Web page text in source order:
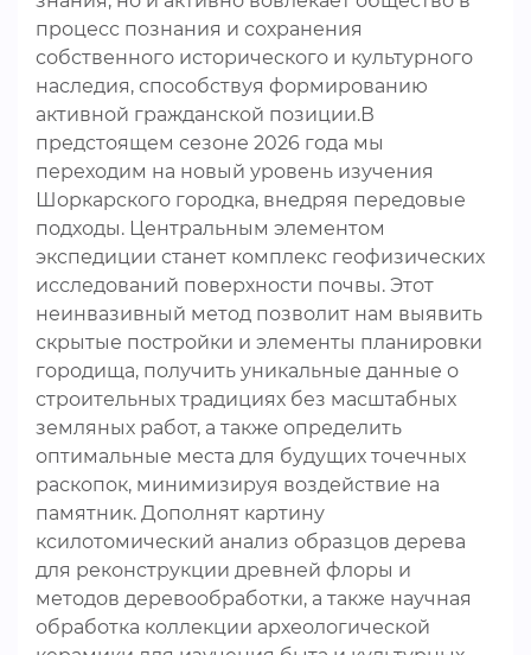
процесс познания и сохранения
собственного исторического и культурного
наследия, способствуя формированию
активной гражданской позиции.В
предстоящем сезоне 2026 года мы
переходим на новый уровень изучения
Шоркарского городка, внедряя передовые
подходы. Центральным элементом
экспедиции станет комплекс геофизических
исследований поверхности почвы. Этот
неинвазивный метод позволит нам выявить
скрытые постройки и элементы планировки
городища, получить уникальные данные о
строительных традициях без масштабных
земляных работ, а также определить
оптимальные места для будущих точечных
раскопок, минимизируя воздействие на
памятник. Дополнят картину
ксилотомический анализ образцов дерева
для реконструкции древней флоры и
методов деревообработки, а также научная
обработка коллекции археологической